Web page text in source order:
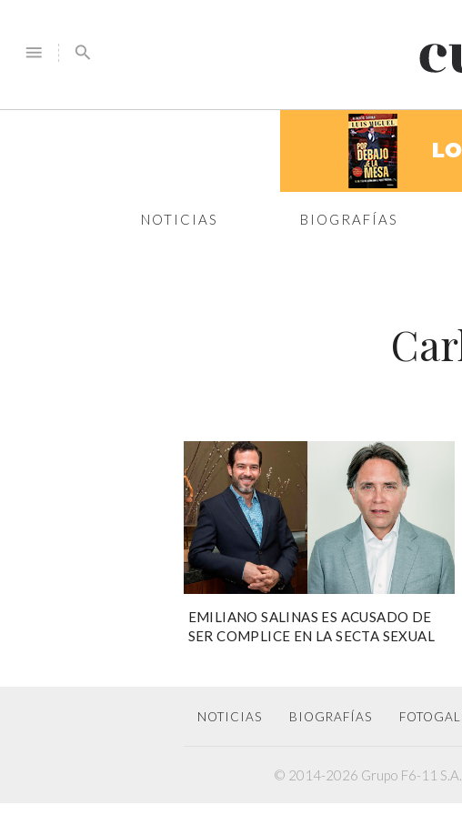
menu search
NOTICIAS BIOGRAFÍAS
EMILIANO SALINAS ES ACUSADO DE
SER COMPLICE EN LA SECTA SEXUAL
NOTICIAS BIOGRAFÍAS
© 2014-2026 Grupo F6-11